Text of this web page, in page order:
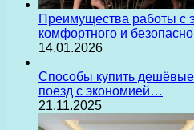
Преимущества работы с
комфортного и
14.01.2026
Способы купить
поезд с экономией…
21.11.2025